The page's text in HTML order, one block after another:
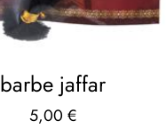
barbe jaffar
5,00 €